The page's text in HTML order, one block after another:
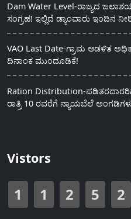
Dam Water Level-ರಾಜ್ಯದ
ಸಂಗ್ರಹ! ಇಲ್ಲಿದೆ ಡ್ಯಾಂವಾರು ಇಂದಿನ
VAO Last Date-ಗ್ರಾಮ ಆಡಳಿತ
ದಿನಾಂಕ ಮುಂದೂಡಿಕೆ!
Ration Distribution-
ರಾತ್ರಿ 10 ರವರೆಗೆ ನ್ಯಾಯಬೆಲೆ
Vistors
1 1 2 5 2